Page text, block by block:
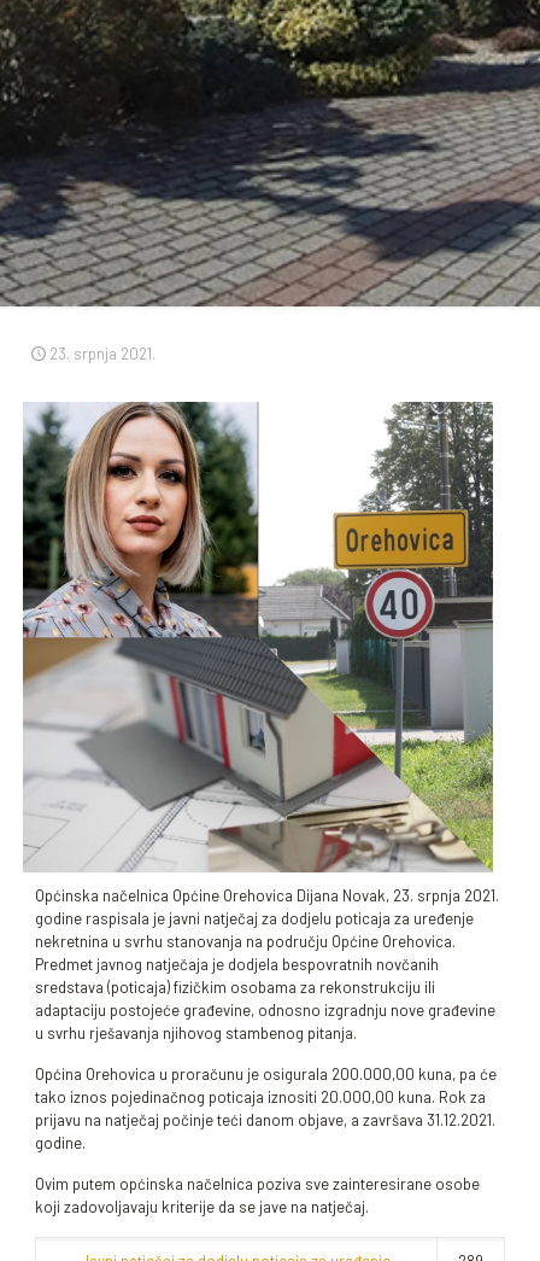
23. srpnja 2021.
Općinska načelnica Općine Orehovica Dijana Novak, 23. srpnja 2021.
godine raspisala je javni natječaj za dodjelu poticaja za uređenje
nekretnina u svrhu stanovanja na području Općine Orehovica.
Predmet javnog natječaja je dodjela bespovratnih novčanih
sredstava (poticaja) fizičkim osobama za rekonstrukciju ili
adaptaciju postojeće građevine, odnosno izgradnju nove građevine
u svrhu rješavanja njihovog stambenog pitanja.
Općina Orehovica u proračunu je osigurala 200.000,00 kuna, pa će
tako iznos pojedinačnog poticaja iznositi 20.000,00 kuna. Rok za
prijavu na natječaj počinje teći danom objave, a završava 31.12.2021.
godine.
Ovim putem općinska načelnica poziva sve zainteresirane osobe
koji zadovoljavaju kriterije da se jave na natječaj.